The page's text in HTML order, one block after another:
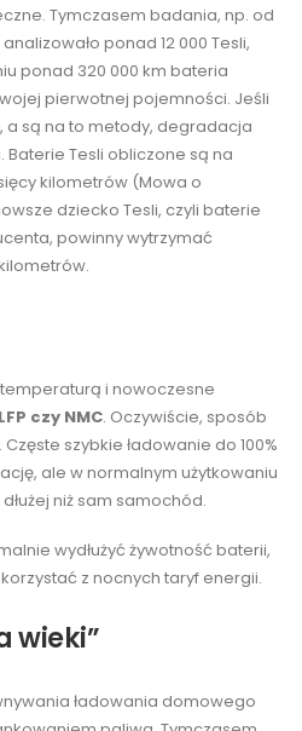
Tymczasem badania, np. od
ponad 12 000 Tesli,
ponad 320 000 km bateria
pierwotnej pojemności. Jeśli
a są na to metody, degradacja
Tesli obliczone są na
kilometrów (Mowa o
dziecko Tesli, czyli baterie
powinny wytrzymać
i nowoczesne
LFP czy NMC. Oczywiście, sposób
szybkie ładowanie do 100%
ale w normalnym użytkowaniu
niż sam samochód.
wydłużyć żywotność baterii,
z nocnych taryf energii.
wieki”
ładowania domowego